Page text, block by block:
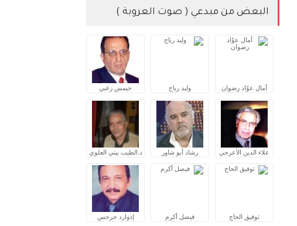
البعض من مبدعي ( صوت العروبة )
آمال عوّاد رضوان وليد رباح جيمس زغبي
علاء الدين الأعرجي رشاد أبو شاور د.الطيب بيتي العلوي
توفيق الحاج فيصل أكرم إدوارد جرجس